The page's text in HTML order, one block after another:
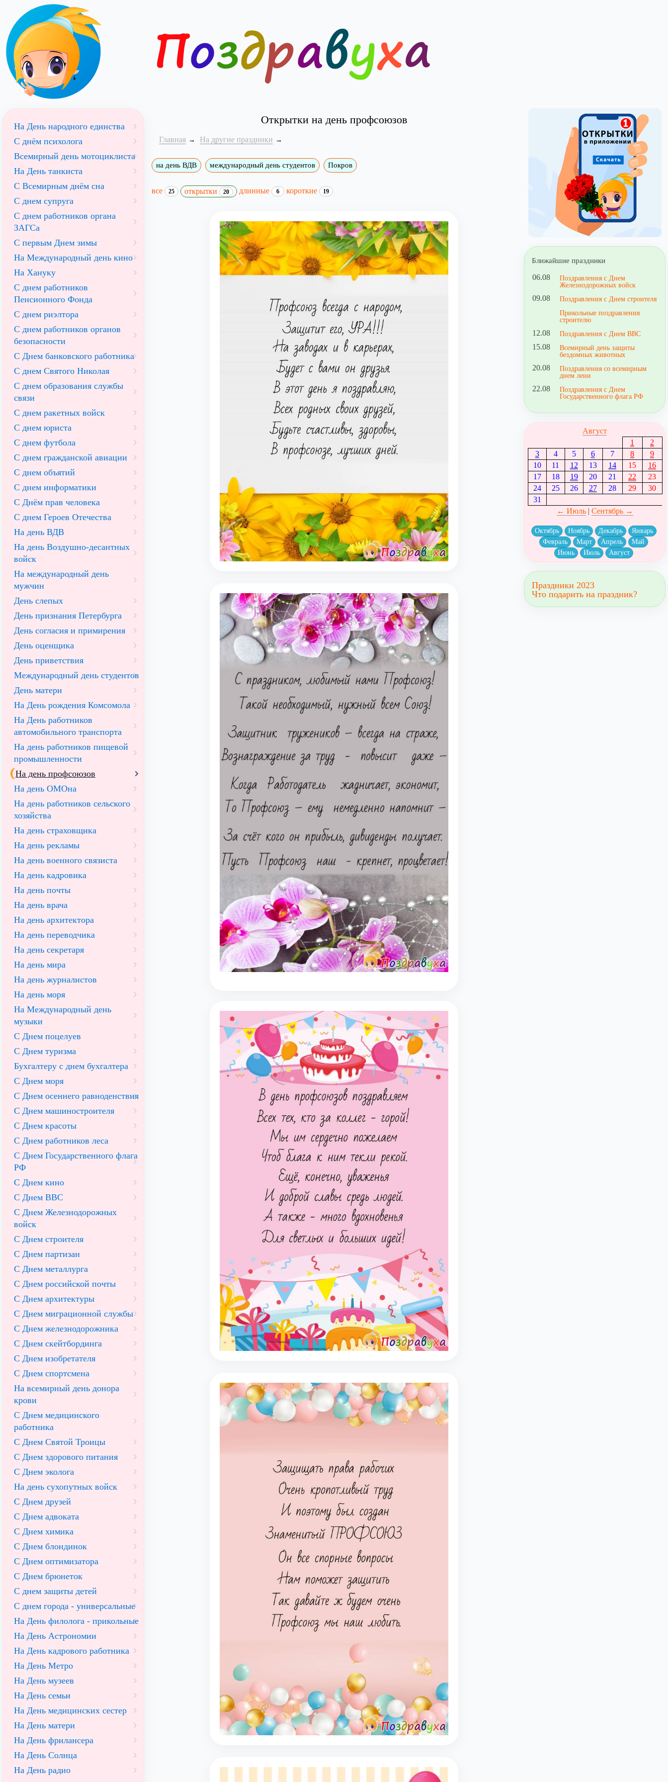
Открытки на день профсоюзов
Главная На другие праздники
на день ВДВ международный день студентов Покров
все 25 открытки 20 длинные 6 короткие 19
На День народного единства
С днём психолога
Всемирный день мотоциклиста
На День танкиста
С Всемирным днём сна
С днем супруга
С днем работников органа
ЗАГСа
С первым Днем зимы
На Международный день кино
На Хануку
С днем работников
Пенсионного Фонда
С днем риэлтора
С днем работников органов
безопасности
С Днем банковского работника
С днем Святого Николая
С днем образования службы
связи
С днем ракетных войск
С днем юриста
С днем футбола
С днем гражданской авиации
С днем объятий
С днем информатики
С Днём прав человека
С днем Героев Отечества
На день ВДВ
На день Воздушно-десантных
войск
На международный день
мужчин
День слепых
День признания Петербурга
День согласия и примирения
День оценщика
День приветствия
Международный день студентов
День матери
На День рождения Комсомола
На День работников
автомобильного транспорта
На день работников пищевой
промышленности
На день профсоюзов
На день ОМОна
На день работников сельского
хозяйства
На день страховщика
На день рекламы
На день военного связиста
На день кадровика
На день почты
На день врача
На день архитектора
На день переводчика
На день секретаря
На день мира
На день журналистов
На день моря
На Международный день
музыки
С Днем поцелуев
С Днем туризма
Бухгалтеру с днем бухгалтера
С Днем моря
С Днем осеннего равноденствия
С Днем машиностроителя
С Днем красоты
С Днем работников леса
С Днем Государственного флага
РФ
С Днем кино
С Днем ВВС
С Днем Железнодорожных
войск
С Днем строителя
С Днем партизан
С Днем металлурга
С Днем российской почты
С Днем архитектуры
С Днем миграционной службы
С Днем железнодорожника
С Днем скейтбординга
С Днем изобретателя
С Днем спортсмена
На всемирный день донора
крови
С Днем медицинского
работника
С Днем Святой Троицы
С Днем здорового питания
С Днем эколога
На день сухопутных войск
С Днем друзей
С Днем адвоката
С Днем химика
С Днем блондинок
С Днем оптимизатора
С Днем брюнеток
С днем защиты детей
С днем города - универсальные
На День филолога - прикольные
На День Астрономии
На День кадрового работника
На День Метро
На День музеев
На День семьи
На День медицинских сестер
На День матери
На День фрилансера
На День Солнца
На День радио
Ближайшие праздники
06.08
Поздравления с Днем
Железнодорожных войск
09.08
Поздравления с Днем строителя
Прикольные поздравления
строителю
12.08 Поздравления с Днем ВВС
15.08
Всемирный день защиты
бездомных животных
20.08
Поздравления со всемирным
днем лени
22.08
Поздравления с Днем
Государственного флага РФ
Август
1
2
3
4 5 6 7 8
9
10
11 12 13 14 15
16
17
18 19 20 21 22
23
24
25 26 27 28 29
30
31
← Июль| Сентябрь →
Октябрь Ноябрь Декабрь
Январь
Февраль
Март Апрель
Май
Июнь
Июль Август
Праздники 2023
Что подарить на праздник?